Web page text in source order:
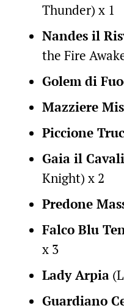
Thunder) x 1
Nandes il
the Fire
Golem di
Mazziere
Piccione
Gaia il
Knight) x 2
Predone
Falco Blu
x 3
Lady Arpia
Guardiano